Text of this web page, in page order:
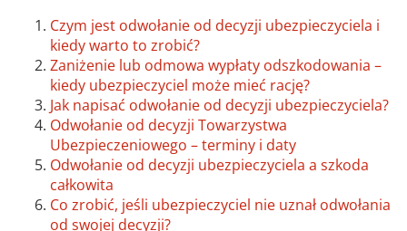
Czym jest odwołanie od decyzji ubezpieczyciela i
kiedy warto to zrobić?
Zaniżenie lub odmowa wypłaty odszkodowania –
kiedy ubezpieczyciel może mieć rację?
Jak napisać odwołanie od decyzji ubezpieczyciela?
Odwołanie od decyzji Towarzystwa
Ubezpieczeniowego – terminy i daty
Odwołanie od decyzji ubezpieczyciela a szkoda
całkowita
Co zrobić, jeśli ubezpieczyciel nie uznał odwołania
od swojej decyzji?